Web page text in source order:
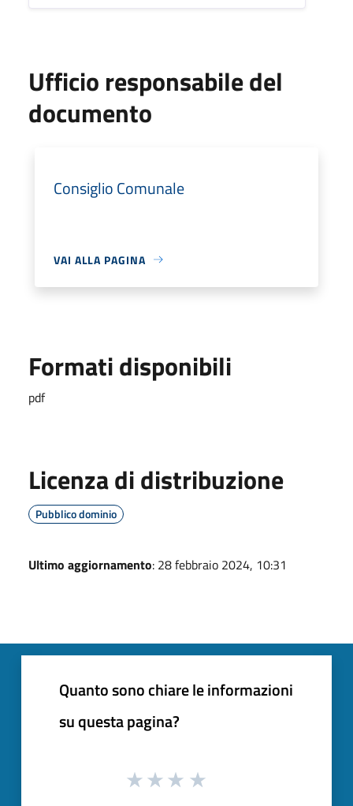
Ufficio responsabile del
documento
Consiglio Comunale
VAI ALLA PAGINA
Formati disponibili
pdf
Licenza di distribuzione
Pubblico dominio
Ultimo aggiornamento: 28 febbraio 2024, 10:31
Quanto sono chiare le informazioni
su questa pagina?